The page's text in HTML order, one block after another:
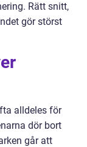
Rätt snitt,
gör störst
alldeles för
dör bort
går att